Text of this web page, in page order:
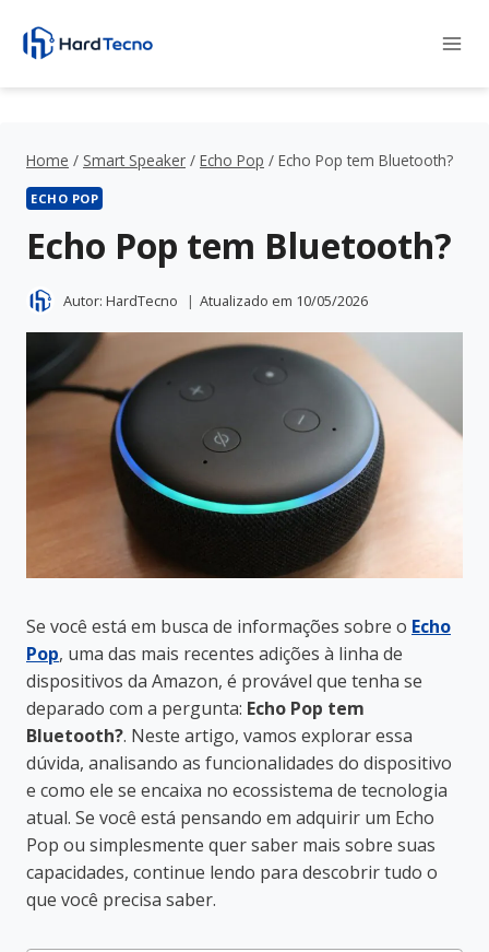
para
Conteúdo
Home / Smart Speaker / Echo Pop / Echo Pop tem Bluetooth?
ECHO POP
Echo Pop tem Bluetooth?
Autor: HardTecno Atualizado em 10/05/2026
Se você está em busca de informações sobre o Echo
Pop, uma das mais recentes adições à linha de
dispositivos da Amazon, é provável que tenha se
deparado com a pergunta: Echo Pop tem
Bluetooth?. Neste artigo, vamos explorar essa
dúvida, analisando as funcionalidades do dispositivo
e como ele se encaixa no ecossistema de tecnologia
atual. Se você está pensando em adquirir um Echo
Pop ou simplesmente quer saber mais sobre suas
capacidades, continue lendo para descobrir tudo o
que você precisa saber.